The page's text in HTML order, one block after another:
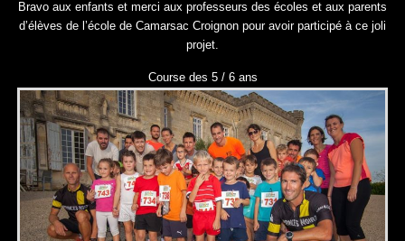
Bravo aux enfants et merci aux professeurs des écoles et aux parents
d’élèves de l’école de Camarsac Croignon pour avoir participé à ce joli
projet.
Course des 5 / 6 ans